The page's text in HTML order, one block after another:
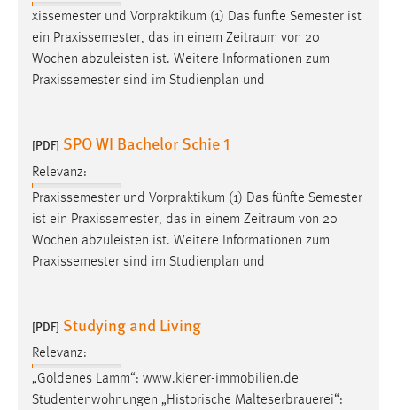
xissemester und Vorpraktikum (1) Das fünfte Semester ist
ein Praxissemester, das in einem Zeitraum von 20
Wochen abzuleisten ist. Weitere Informationen zum
Praxissemester sind im Studienplan und
[PDF] SPO WI Bachelor Schie 1
Relevanz:
Praxissemester und Vorpraktikum (1) Das fünfte Semester
ist ein Praxissemester, das in einem Zeitraum von 20
Wochen abzuleisten ist. Weitere Informationen zum
Praxissemester sind im Studienplan und
[PDF] Studying and Living
Relevanz:
„Goldenes Lamm“: www.kiener-immobilien.de
Studentenwohnungen „Historische Malteserbrauerei“:
Cookie Laufzeit:
24 Stunden
Statistik Cookies erfassen Informationen anonym.
unsere Besucher unsere Website nutzen.
Matomo
Name:
Zweck:
Zugriffsstatistik
Cookie Laufzeit: